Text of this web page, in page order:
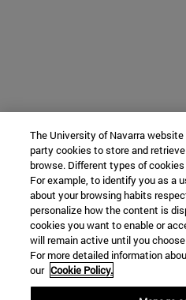
The University of Navarra
party cookies to store and
browse. Different types of
For example, to identify you as a
about your browsing habits
personalize how the content is
cookies you want to enable or
will remain active until you
For more detailed information
our Cookie Policy.